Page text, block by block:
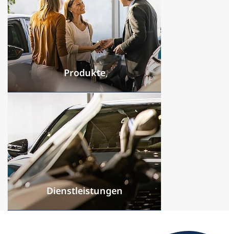
Produkte
Dienstleistungen